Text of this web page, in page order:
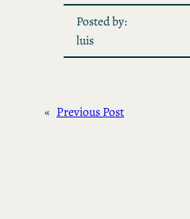
Posted by:
luis
« Previous Post